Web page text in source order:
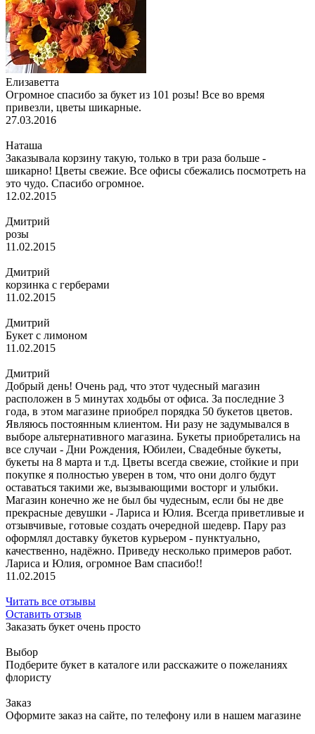
Елизаветта
Огромное спасибо за букет из 101 розы! Все во время
привезли, цветы шикарные.
27.03.2016
Наташа
Заказывала корзину такую, только в три раза больше -
шикарно! Цветы свежие. Все офисы сбежались посмотреть на
это чудо. Спасибо огромное.
12.02.2015
Дмитрий
розы
11.02.2015
Дмитрий
корзинка с герберами
11.02.2015
Дмитрий
Букет с лимоном
11.02.2015
Дмитрий
Добрый день! Очень рад, что этот чудесный магазин
расположен в 5 минутах ходьбы от офиса. За последние 3
года, в этом магазине приобрел порядка 50 букетов цветов.
Являюсь постоянным клиентом. Ни разу не задумывался в
выборе альтернативного магазина. Букеты приобретались на
все случаи - Дни Рождения, Юбилеи, Свадебные букеты,
букеты на 8 марта и т.д. Цветы всегда свежие, стойкие и при
покупке я полностью уверен в том, что они долго будут
оставаться такими же, вызывающими восторг и улыбки.
Магазин конечно же не был бы чудесным, если бы не две
прекрасные девушки - Лариса и Юлия. Всегда приветливые и
отзывчивые, готовые создать очередной шедевр. Пару раз
оформлял доставку букетов курьером - пунктуально,
качественно, надёжно. Приведу несколько примеров работ.
Лариса и Юлия, огромное Вам спасибо!!
11.02.2015
Читать все отзывы
Оставить отзыв
Заказать букет очень просто
Выбор
Подберите букет в каталоге или расскажите о пожеланиях
флористу
Заказ
Оформите заказ на сайте, по телефону или в нашем магазине